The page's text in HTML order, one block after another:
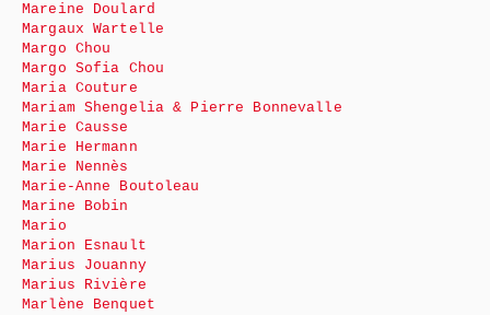
Mareine Doulard
Margaux Wartelle
Margo Chou
Margo Sofia Chou
Maria Couture
Mariam Shengelia & Pierre Bonnevalle
Marie Causse
Marie Hermann
Marie Nennès
Marie-Anne Boutoleau
Marine Bobin
Mario
Marion Esnault
Marius Jouanny
Marius Rivière
Marlène Benquet